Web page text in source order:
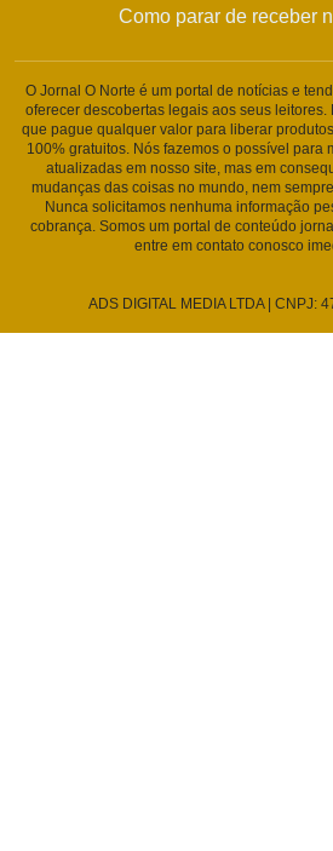
Como parar de receber
O Jornal O Norte é um portal de notícias e
oferecer descobertas legais aos seus
que pague qualquer valor para liberar
100% gratuitos. Nós fazemos o possível para
atualizadas em nosso site, mas em
mudanças das coisas no mundo, nem
Nunca solicitamos nenhuma informação
cobrança. Somos um portal de conteúdo
entre em contato conosco
ADS DIGITAL MEDIA LTDA | CNPJ: